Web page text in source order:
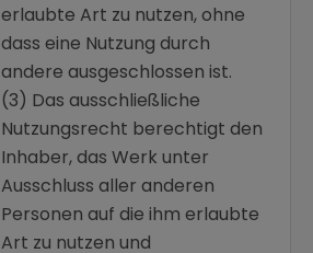
erlaubte Art zu nutzen, ohne
dass eine Nutzung durch
andere ausgeschlossen ist.
(3) Das ausschließliche
Nutzungsrecht berechtigt den
Inhaber, das Werk unter
Ausschluss aller anderen
Personen auf die ihm erlaubte
Art zu nutzen und